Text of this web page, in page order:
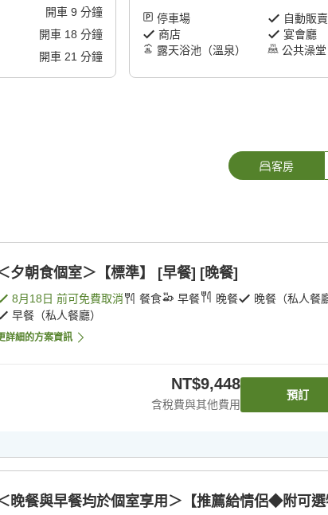
開車 9 分鐘
開車 18 分鐘
開車 21 分鐘
停車場
自動販
商店
宴會廳
露天浴池（溫泉）
公共澡堂
客房
夕朝食個室＞【標準】 [早餐] [晚餐]
8月18日 前可免費取消 餐食 早餐 晚餐
晚餐（私人餐
早餐（私人餐廳）
詳細的方案資訊
NT$9,448
含稅費與其他費用
預訂
晚餐與早餐均於個室享用＞【推薦給情侶◆附可